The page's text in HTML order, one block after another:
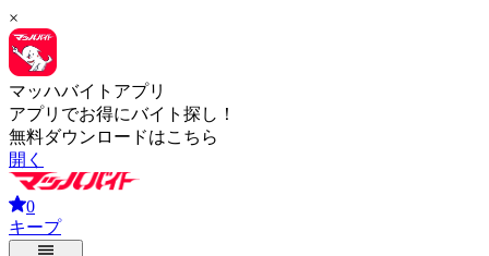
×
マッハバイトアプリ
アプリでお得にバイト探し！
無料ダウンロードはこちら
開く
0
キープ